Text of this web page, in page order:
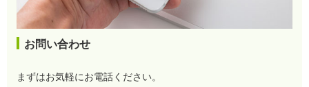
お問い合わせ
まずはお気軽にお電話ください。